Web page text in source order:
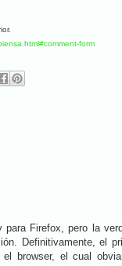
form
Firefox, pero la
Definitivamente, el
browser, el cual